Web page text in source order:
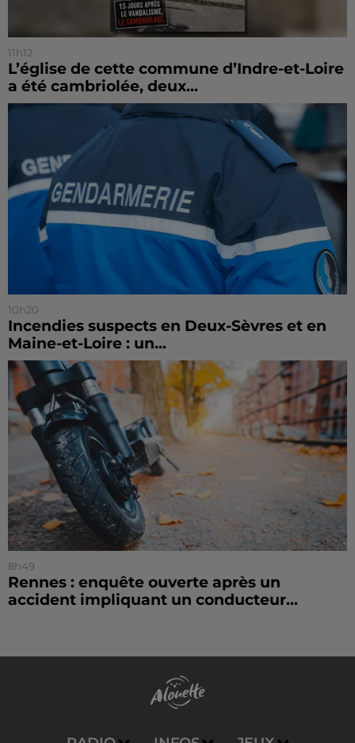
11h12
L’église de cette commune d’Indre-et-Loire
a été cambriolée, deux...
10h20
Incendies suspects en Deux-Sèvres et en
Maine-et-Loire : un...
8h49
Rennes : enquête ouverte après un
accident impliquant un conducteur...